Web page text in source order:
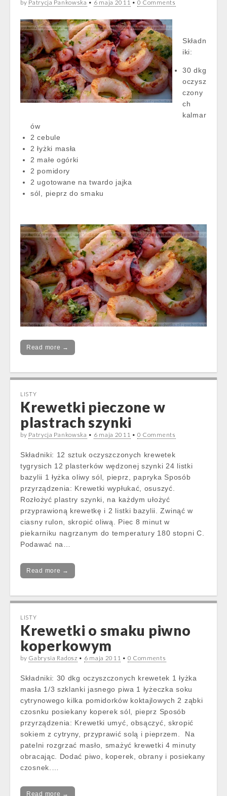
by Patrycja Pankowska • 6 maja 2011 • 0 Comments
Składn
iki:
30 dkg
oczysz
czony
ch
kalmar
ów
2 cebule
2 łyżki masła
2 małe ogórki
2 pomidory
2 ugotowane na twardo jajka
sól, pieprz do smaku
Read more →
LISTY
Krewetki pieczone w
plastrach szynki
by Patrycja Pankowska • 6 maja 2011 • 0 Comments
Składniki: 12 sztuk oczyszczonych krewetek
tygrysich 12 plasterków wędzonej szynki 24 listki
bazylii 1 łyżka oliwy sól, pieprz, papryka Sposób
przyrządzenia: Krewetki wypłukać, osuszyć.
Rozłożyć plastry szynki, na każdym ułożyć
przyprawioną krewetkę i 2 listki bazylii. Zwinąć w
ciasny rulon, skropić oliwą. Piec 8 minut w
piekarniku nagrzanym do temperatury 180 stopni C.
Podawać na…
Read more →
LISTY
Krewetki o smaku piwno
koperkowym
by Gabrysia Radosz • 6 maja 2011 • 0 Comments
Składniki: 30 dkg oczyszczonych krewetek 1 łyżka
masła 1/3 szklanki jasnego piwa 1 łyżeczka soku
cytrynowego kilka pomidorków koktajlowych 2 ząbki
czosnku posiekany koperek sól, pieprz Sposób
przyrządzenia: Krewetki umyć, obsączyć, skropić
sokiem z cytryny, przyprawić solą i pieprzem. Na
patelni rozgrzać masło, smażyć krewetki 4 minuty
obracając. Dodać piwo, koperek, obrany i posiekany
czosnek.…
Read more →